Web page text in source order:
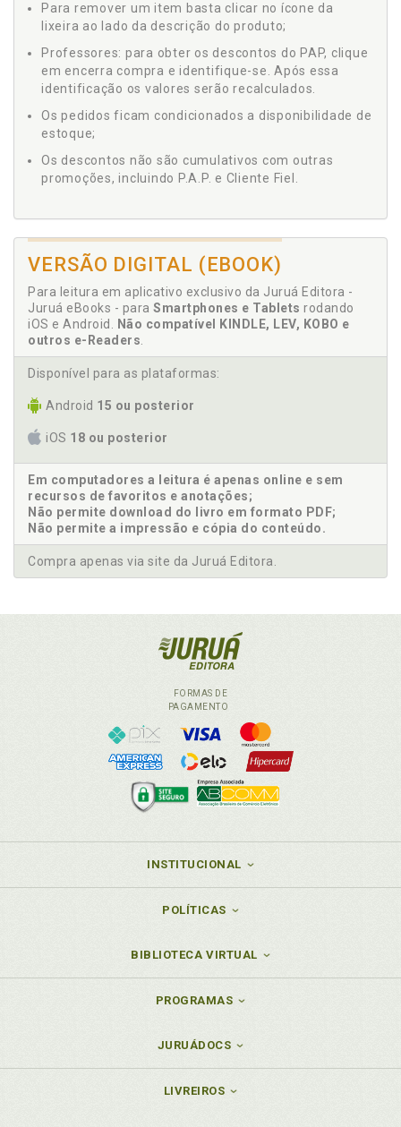
Para remover um item basta clicar no ícone da
lixeira ao lado da descrição do produto;
Professores: para obter os descontos do PAP, clique
em encerra compra e identifique-se. Após essa
identificação os valores serão recalculados.
Os pedidos ficam condicionados a disponibilidade de
estoque;
Os descontos não são cumulativos com outras
promoções, incluindo P.A.P. e Cliente Fiel.
VERSÃO DIGITAL (EBOOK)
Para leitura em aplicativo exclusivo da Juruá Editora -
Juruá eBooks - para Smartphones e Tablets rodando
iOS e Android.
Não compatível KINDLE, LEV, KOBO e
outros e-Readers
Disponível para as plataformas:
Android 15 ou posterior
iOS 18 ou posterior
Em computadores a leitura é apenas online e sem
recursos de favoritos e anotações;
Não permite download do livro em formato PDF;
Não permite a impressão e cópia do conteúdo.
Compra apenas via site da Juruá Editora.
FORMAS DE
PAGAMENTO
INSTITUCIONAL
POLÍTICAS
BIBLIOTECA VIRTUAL
PROGRAMAS
JURUÁDOCS
LIVREIROS